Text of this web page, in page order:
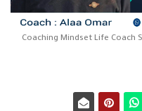
Coaching Mindset Life Coach